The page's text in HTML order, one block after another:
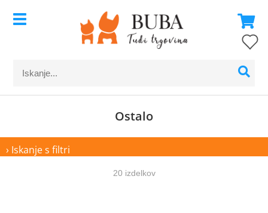
Ostalo
› Iskanje s filtri
20 izdelkov